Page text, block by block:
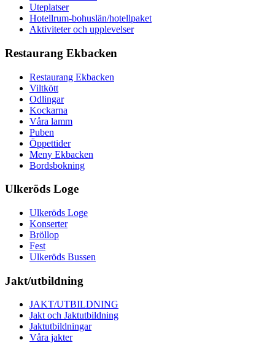
Uteplatser
Hotellrum-bohuslän/hotellpaket
Aktiviteter och upplevelser
Restaurang Ekbacken
Restaurang Ekbacken
Viltkött
Odlingar
Kockarna
Våra lamm
Puben
Öppettider
Meny Ekbacken
Bordsbokning
Ulkeröds Loge
Ulkeröds Loge
Konserter
Bröllop
Fest
Ulkeröds Bussen
Jakt/utbildning
JAKT/UTBILDNING
Jakt och Jaktutbildning
Jaktutbildningar
Våra jakter